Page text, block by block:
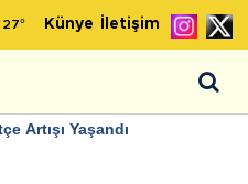
27° Künye İletişim
Artışı Yaşandı